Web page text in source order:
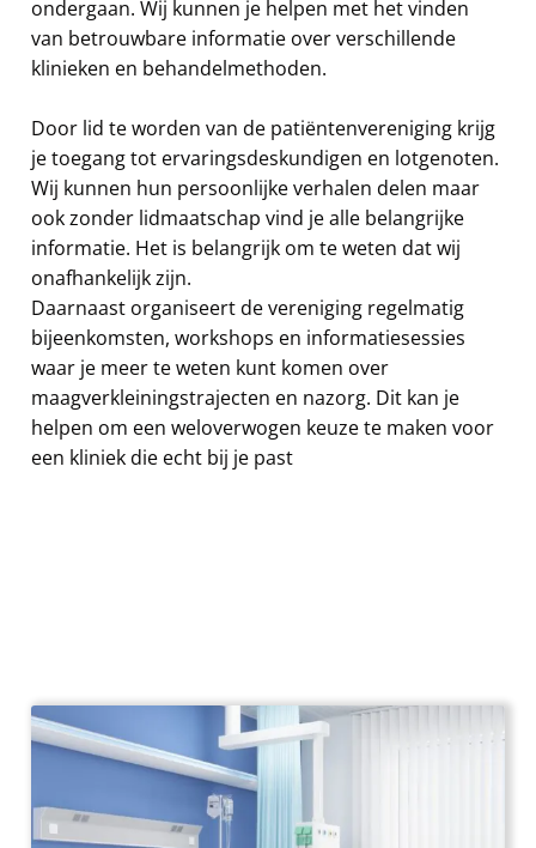
ondergaan. Wij kunnen je helpen met het vinden
van betrouwbare informatie over verschillende
klinieken en behandelmethoden.
Door lid te worden van de patiëntenvereniging krijg
je toegang tot ervaringsdeskundigen en lotgenoten.
Wij kunnen hun persoonlijke verhalen delen maar
ook zonder lidmaatschap vind je alle belangrijke
informatie. Het is belangrijk om te weten dat wij
onafhankelijk zijn.
Daarnaast organiseert de vereniging regelmatig
bijeenkomsten, workshops en informatiesessies
waar je meer te weten kunt komen over
maagverkleiningstrajecten en nazorg. Dit kan je
helpen om een weloverwogen keuze te maken voor
een kliniek die echt bij je past